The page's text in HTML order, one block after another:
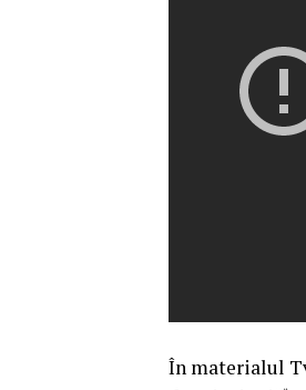
În materialul